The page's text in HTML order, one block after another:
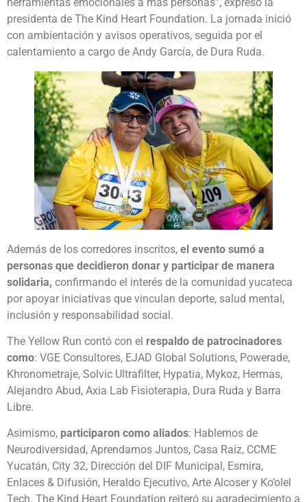
presidenta de The Kind Heart Foundation. La jornada inició
con ambientación y avisos operativos, seguida por el
calentamiento a cargo de Andy García, de Dura Ruda.
Además de los corredores inscritos, el evento sumó a
personas que decidieron donar y participar de manera
solidaria, confirmando el interés de la comunidad yucateca
por apoyar iniciativas que vinculan deporte, salud mental,
inclusión y responsabilidad social.
The Yellow Run contó con el respaldo de patrocinadores
como: VGE Consultores, EJAD Global Solutions, Powerade,
Khronometraje, Solvic Ultrafilter, Hypatia, Mykoz, Hermas,
Alejandro Abud, Axia Lab Fisioterapia, Dura Ruda y Barra
Libre.
Asimismo, participaron como aliados: Hablemos de
Neurodiversidad, Aprendamos Juntos, Casa Raíz, CCME
Yucatán, City 32, Dirección del DIF Municipal, Esmira,
Enlaces & Difusión, Heraldo Ejecutivo, Arte Alcoser y Ko’olel
Tech. The Kind Heart Foundation reiteró su agradecimiento a